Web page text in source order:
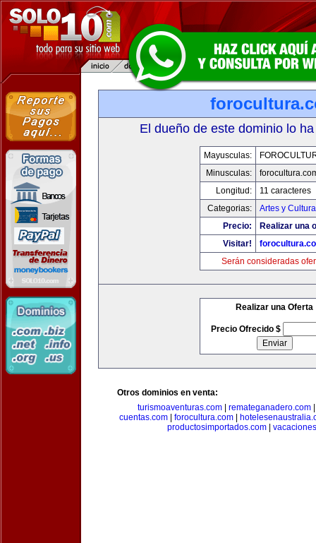
El dueño de este dominio lo
Mayusculas:
Minusculas:
Longitud:
11 caracteres
Categorias:
Artes y Cultura
Precio:
Realizar una
Visitar!
Serán consideradas
Realizar una Oferta
Precio Ofrecido $
Otros dominios en venta:
turismoaventuras.com| remateganadero.com
cuentas.com
forocultura.com
productosimportados.com